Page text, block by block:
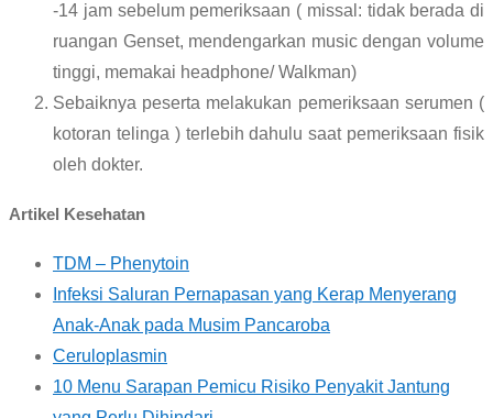
-14 jam sebelum pemeriksaan ( missal: tidak berada di
ruangan Genset, mendengarkan music dengan volume
tinggi, memakai headphone/ Walkman)
Sebaiknya peserta melakukan pemeriksaan serumen (
kotoran telinga ) terlebih dahulu saat pemeriksaan fisik
oleh dokter.
Artikel Kesehatan
TDM – Phenytoin
Infeksi Saluran Pernapasan yang Kerap Menyerang
Anak-Anak pada Musim Pancaroba
Ceruloplasmin
10 Menu Sarapan Pemicu Risiko Penyakit Jantung